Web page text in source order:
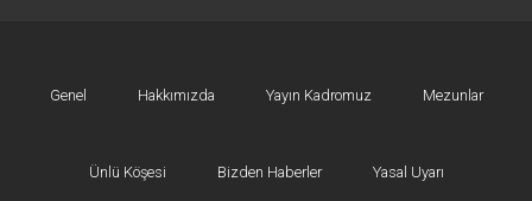
Genel Hakkımızda Yayın Kadromuz Mezunlar
Ünlü Köşesi Bizden Haberler Yasal Uyarı